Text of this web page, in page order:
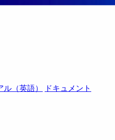
（英語）
ドキュメント